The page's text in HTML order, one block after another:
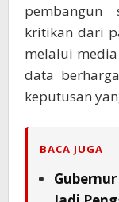
pembangun
kritikan dari
melalui
data
keputusan
BACA JUGA